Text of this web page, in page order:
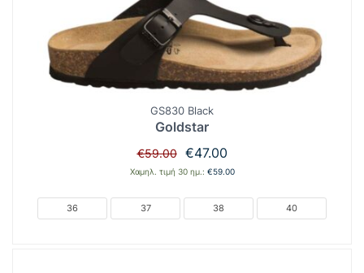
GS830 Black
Goldstar
€59.00
Original
price
€59.00.
€47.00Η
τρέχουσα
€47.00.
Χαμηλ. τιμή 30 ημ.: €59.00
36 37 38 40